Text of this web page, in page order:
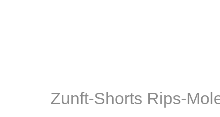
Zunft-Shorts Rips-